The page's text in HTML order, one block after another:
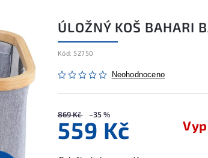
ÚLOŽNÝ KOŠ BAHARI
Kód: 52750
Neohodnoceno
869 Kč –35 %
559 Kč